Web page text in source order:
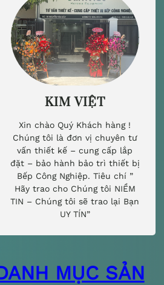
KIM VIỆT
Xin chào Quý Khách hàng !
Chúng tôi là đơn vị chuyên tư
vấn thiết kế – cung cấp lắp
đặt – bảo hành bảo trì thiết bị
Bếp Công Nghiệp. Tiêu chí ”
Hãy trao cho Chúng tôi NIỀM
TIN – Chúng tôi sẽ trao lại Bạn
UY TÍN”
MỤC SẢN